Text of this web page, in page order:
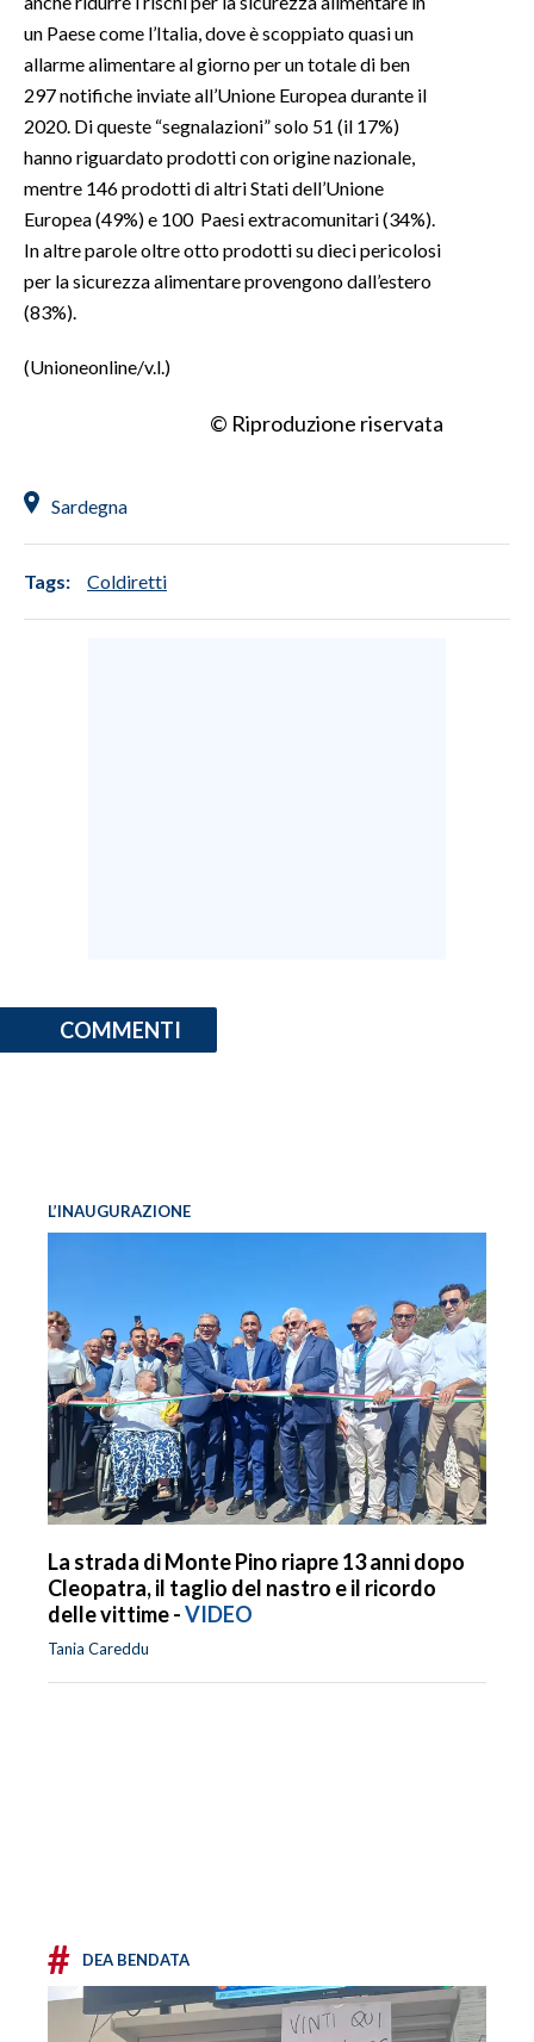
un Paese come l’Italia, dove è scoppiato quasi un
allarme alimentare al giorno per un totale di ben
297 notifiche inviate all’Unione Europea durante il
2020. Di queste “segnalazioni” solo 51 (il 17%)
hanno riguardato prodotti con origine nazionale,
mentre 146 prodotti di altri Stati dell’Unione
Europea (49%) e 100 Paesi extracomunitari (34%).
In altre parole oltre otto prodotti su dieci pericolosi
per la sicurezza alimentare provengono dall’estero
(83%).
(Unioneonline/v.l.)
© Riproduzione riservata
Sardegna
Tags: Coldiretti
COMMENTI
L’INAUGURAZIONE
La strada di Monte Pino riapre 13 anni dopo
Cleopatra, il taglio del nastro e il ricordo
delle vittime -VIDEO
Tania Careddu
# DEA BENDATA